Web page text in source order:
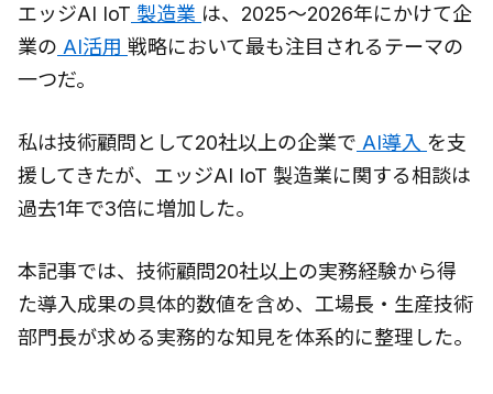
エッジAI IoT 製造業 は、2025〜2026年にかけて企
業の AI活用 戦略において最も注目されるテーマの
一つだ。
私は技術顧問として20社以上の企業で AI導入 を支
援してきたが、エッジAI IoT 製造業に関する相談は
過去1年で3倍に増加した。
本記事では、技術顧問20社以上の実務経験から得
た導入成果の具体的数値を含め、工場長・生産技術
部門長が求める実務的な知見を体系的に整理した。